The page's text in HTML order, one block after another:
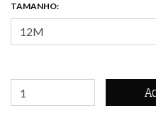
TAMANHO: